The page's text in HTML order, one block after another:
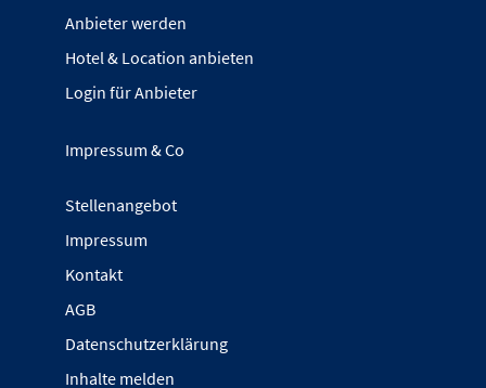
Anbieter werden
Hotel & Location anbieten
Login für Anbieter
Impressum & Co
Stellenangebot
Impressum
Kontakt
AGB
Datenschutzerklärung
Inhalte melden